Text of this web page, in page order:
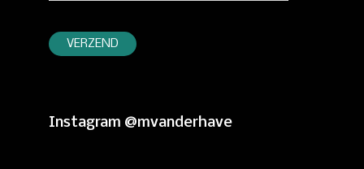
Instagram @mvanderhave